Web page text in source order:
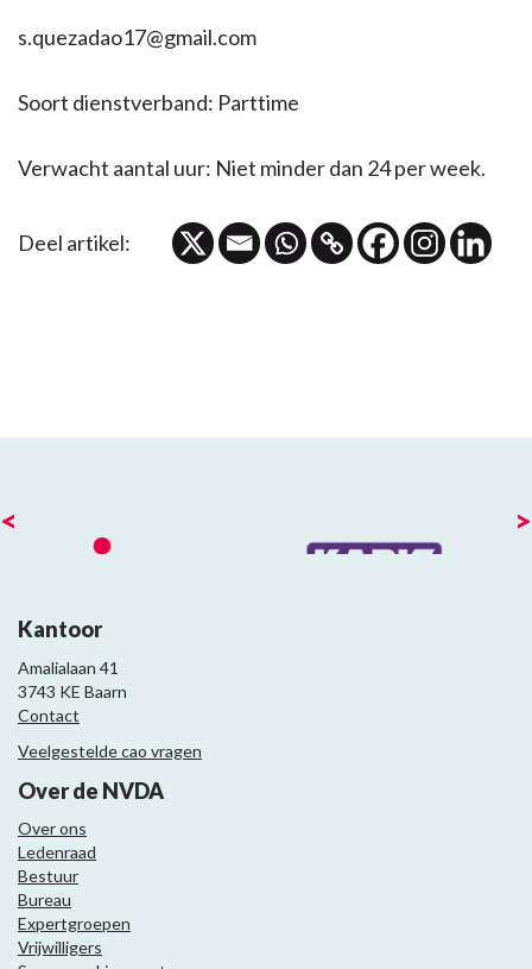
s.quezadao17@gmail.com
Soort dienstverband: Parttime
Verwacht aantal uur: Niet minder dan 24 per week.
Deel artikel:
< >
Kantoor
Amalialaan 41
3743 KE Baarn
Contact
Veelgestelde cao vragen
Over de NVDA
Over ons
Ledenraad
Bestuur
Bureau
Expertgroepen
Vrijwilligers